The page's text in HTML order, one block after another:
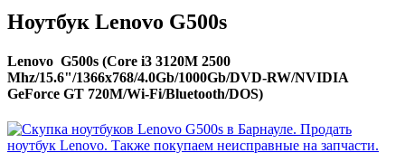
Ноутбук Lenovo G500s
Lenovo G500s (Core i3 3120M 2500
Mhz/15.6"/1366x768/4.0Gb/1000Gb/DVD-RW/NVIDIA
GeForce GT 720M/Wi-Fi/Bluetooth/DOS)